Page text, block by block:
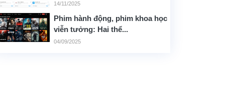
14/11/2025
Phim hành động, phim khoa học
viễn tưởng: Hai thể...
04/09/2025